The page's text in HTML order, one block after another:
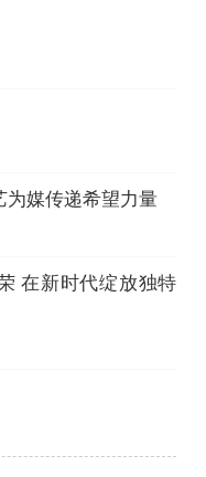
为媒传递希望力量
在新时代绽放独特